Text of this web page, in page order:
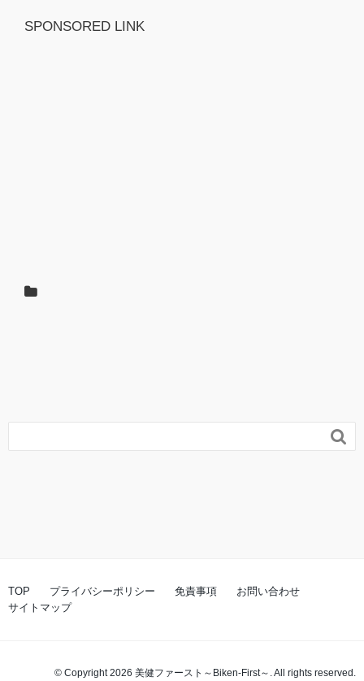
SPONSORED LINK

TOP プライバシーポリシー 免責事項
お問い合わせ
サイトマップ
© Copyright 2026 美健ファースト～Biken-First～. All rights reserved.